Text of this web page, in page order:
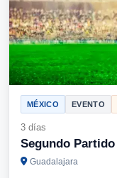
MÉXICO EVENTO
3 días
Segundo Partido
Guadalajara